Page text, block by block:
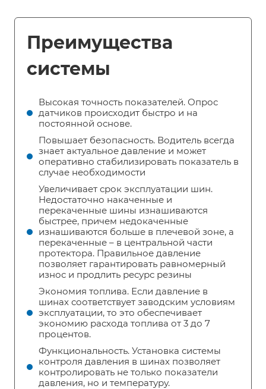
Преимущества
системы
Высокая точность показателей. Опрос
датчиков происходит быстро и на
постоянной основе.
Повышает безопасность. Водитель всегда
знает актуальное давление и может
оперативно стабилизировать показатель в
случае необходимости
Увеличивает срок эксплуатации шин.
Недостаточно накаченные и
перекаченные шины изнашиваются
быстрее, причем недокаченные
изнашиваются больше в плечевой зоне, а
перекаченные – в центральной части
протектора. Правильное давление
позволяет гарантировать равномерный
износ и продлить ресурс резины
Экономия топлива. Если давление в
шинах соответствует заводским условиям
эксплуатации, то это обеспечивает
экономию расхода топлива от 3 до 7
процентов.
Функциональность. Установка системы
контроля давления в шинах позволяет
контролировать не только показатели
давления, но и температуру.